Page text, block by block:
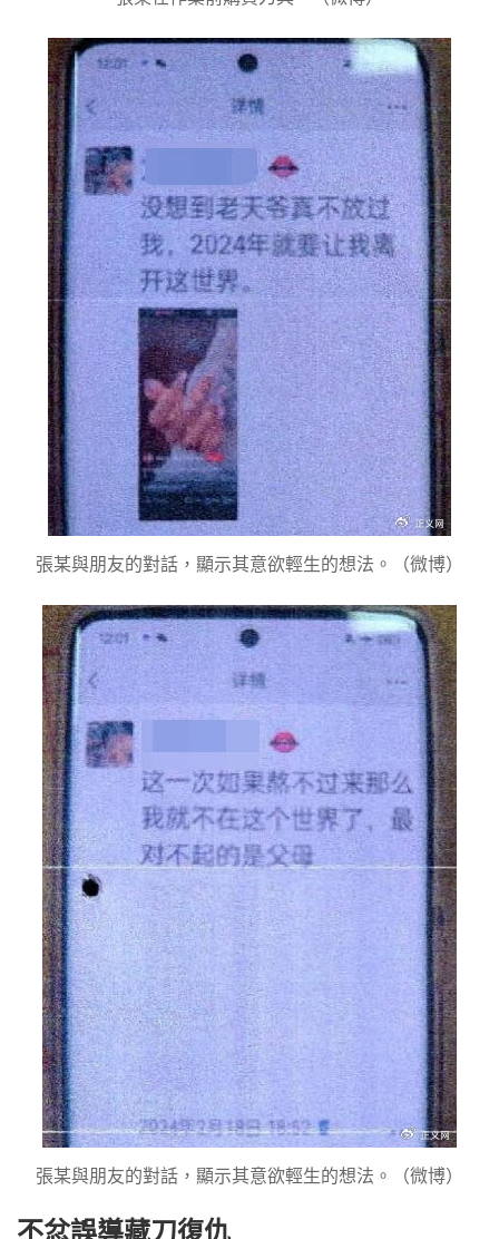
張某與朋友的對話，顯示其意欲輕生的想法。（微博）
張某與朋友的對話，顯示其意欲輕生的想法。（微博）
不忿誤導藏刀復仇